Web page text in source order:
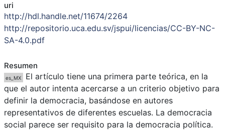
uri
http://hdl.handle.net/11674/2264
http://repositorio.uca.edu.sv/jspui/licencias/CC-BY-NC-
SA-4.0.pdf
Resumen
es_MX
El artículo tiene una primera parte teórica, en la
que el autor intenta acercarse a un criterio objetivo para
definir la democracia, basándose en autores
representativos de diferentes escuelas. La democracia
social parece ser requisito para la democracia política.